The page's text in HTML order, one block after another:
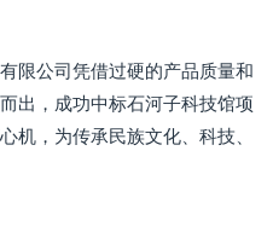
限公司凭借过硬的产品质量和
出，成功中标石河子科技馆项
机，为传承民族文化、科技、